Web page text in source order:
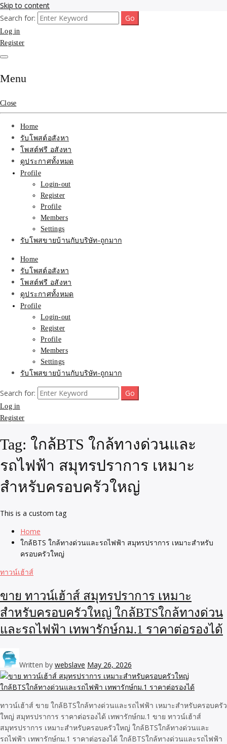
Skip to content
รับจ้างโพสขายบ้าน ที่ดิน
ติดAI SEO กับบริษัทใหญ่
รับจ้างทำโฆษณา สินค้า
บ้านที่ดิน ราคา ถูกและดี
ที่สุด บริการ โปรโมท
โฆษณารับโพสอสังหา ทีม
งาน บริํษัทใหญ่ เว็บขาย
บ้าน คุณภาพอันดับ1
SEOขายบ้าน
รับจ้างโพสขายบ้าน ที่ดิน ไม่มีค่านายหน้า กับบริษัท SEO-AI เน้นติดหน้า
แรก บริการโพสต์ โปรโมท รับจ้างทำโฆษณา ราคาถูก เว็บขายบ้าน รับโพ
สอสังหา ติดหน้าแรกกูเกิ้ล ทีมงาน บริํษัทใหญ่ รับประกันผลงาน ที่เดียวใน
Search for:
Log in
Register
Menu
Close
Home
รับโพสต์อสังหา
โพสต์ฟรี อสังหา
ดูประกาศทั้งหมด
Profile
Login-out
Register
Profile
Members
Settings
รับโพสขายบ้านกับบริษัท-ถูกมาก
Home
รับโพสต์อสังหา
โพสต์ฟรี อสังหา
ดูประกาศทั้งหมด
Profile
Login-out
Register
Profile
Members
Settings
รับโพสขายบ้านกับบริษัท-ถูกมาก
Search for:
Log in
Register
Tag: ใกล้BTS ใกล้ทางด่วนและ
รถไฟฟ้า สมุทรปราการ เหมาะ
สำหรับครอบครัวใหญ่
This is a custom tag
Home
ใกล้BTS ใกล้ทางด่วนและรถไฟฟ้า สมุทรปราการ เหมาะสำหรับ
ครอบครัวใหญ่
ทาวน์เฮ้าส์
ขาย ทาวน์เฮ้าส์ สมุทรปราการ เหมาะ
สำหรับครอบครัวใหญ่ ใกล้BTSใกล้ทางด่วน
และรถไฟฟ้า เทพารักษ์กม.1 ราคาต่อรองได้
Written by webslave May 26, 2026
ทาวน์เฮ้าส์ ขาย ใกล้BTSใกล้ทางด่วนและรถไฟฟ้า เหมาะสำหรับครอบครัว
ใหญ่ สมุทรปราการ ราคาต่อรองได้ เทพารักษ์กม.1 ขาย ทาวน์เฮ้าส์
สมุทรปราการ เหมาะสำหรับครอบครัวใหญ่ ใกล้BTSใกล้ทางด่วนและ
รถไฟฟ้า เทพารักษ์กม.1 ราคาต่อรองได้ ใกล้BTSใกล้ทางด่วนและรถไฟฟ้า